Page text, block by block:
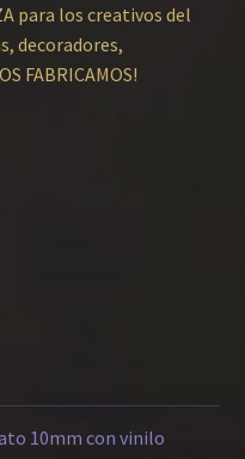
para los creativos del
decoradores,
FABRICAMOS!
10mm con vinilo